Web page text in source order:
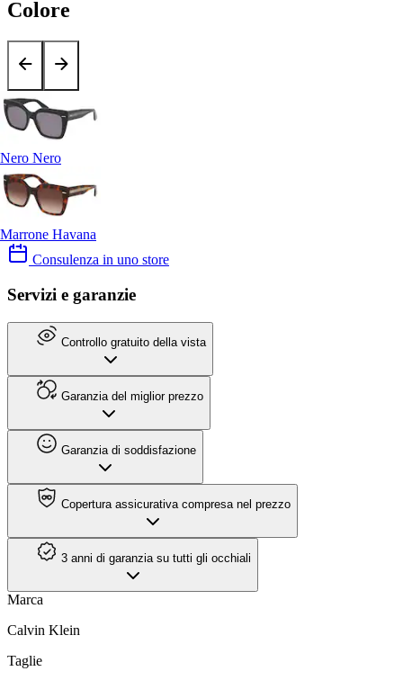
Colore
Nero Nero
Marrone Havana
Consulenza in uno store
Servizi e garanzie
Controllo gratuito della vista
Garanzia del miglior prezzo
Garanzia di soddisfazione
Copertura assicurativa compresa nel prezzo
3 anni di garanzia su tutti gli occhiali
Marca
Calvin Klein
Taglie